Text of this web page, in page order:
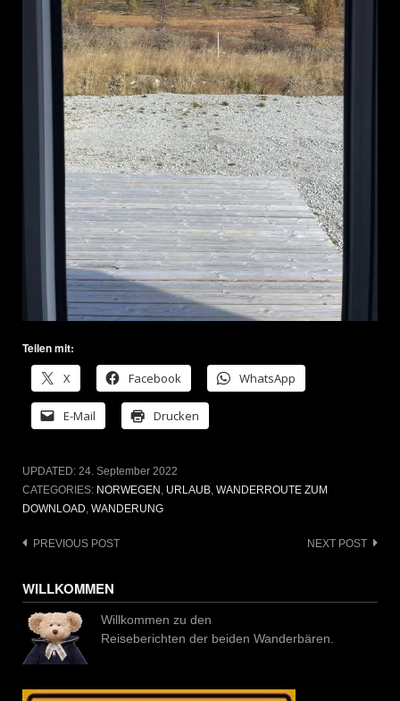
Teilen mit:
X
Facebook WhatsApp
E-Mail Drucken
UPDATED: 24. September 2022
CATEGORIES: NORWEGEN URLAUB WANDERROUTE ZUM
DOWNLOAD WANDERUNG
Post
PREVIOUS POST NEXT POST
WILLKOMMEN
Willkommen zu den
Reiseberichten der beiden Wanderbären.